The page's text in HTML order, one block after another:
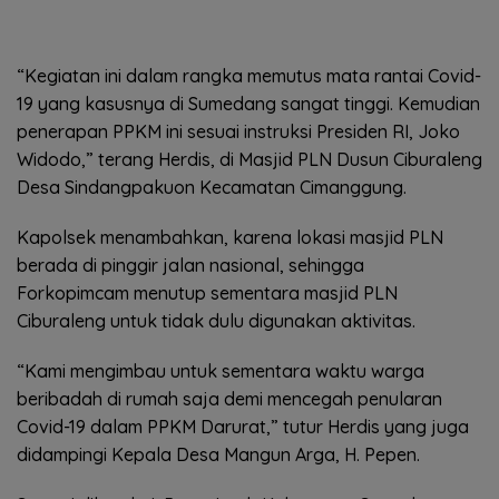
“Kegiatan ini dalam rangka memutus mata rantai Covid-
19 yang kasusnya di Sumedang sangat tinggi. Kemudian
penerapan PPKM ini sesuai instruksi Presiden RI, Joko
Widodo,” terang Herdis, di Masjid PLN Dusun Ciburaleng
Desa Sindangpakuon Kecamatan Cimanggung.
Kapolsek menambahkan, karena lokasi masjid PLN
berada di pinggir jalan nasional, sehingga
Forkopimcam menutup sementara masjid PLN
Ciburaleng untuk tidak dulu digunakan aktivitas.
“Kami mengimbau untuk sementara waktu warga
beribadah di rumah saja demi mencegah penularan
Covid-19 dalam PPKM Darurat,” tutur Herdis yang juga
didampingi Kepala Desa Mangun Arga, H. Pepen.